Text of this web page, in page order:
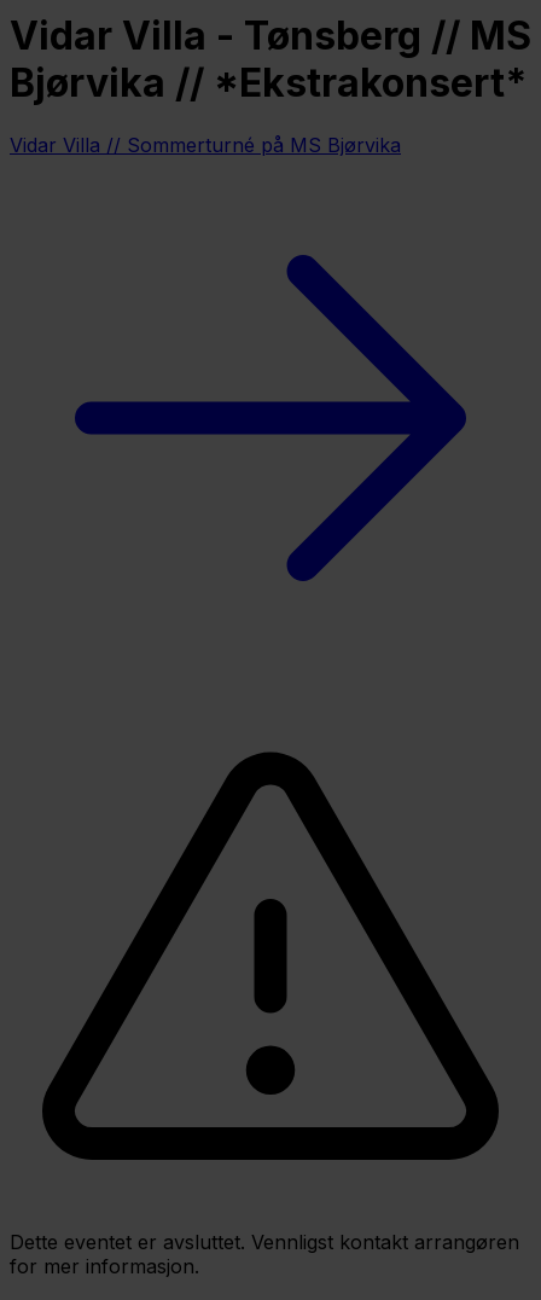
Vidar Villa - Tønsberg // MS
Bjørvika // *Ekstrakonsert*
Vidar Villa // Sommerturné på MS Bjørvika
Dette eventet er avsluttet. Vennligst kontakt arrangøren
for mer informasjon.